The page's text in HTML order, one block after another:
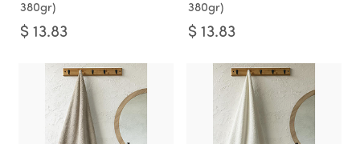
380gr)
$ 13.83
380gr)
$ 13.83